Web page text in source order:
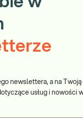
newslettera, a na
usług i nowości